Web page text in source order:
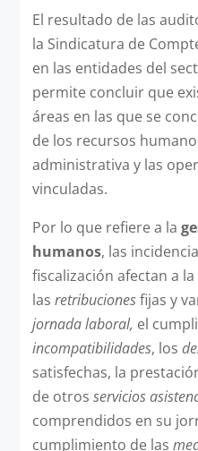
El resultado de las
la Sindicatura de
en las entidades del
permite concluir que
áreas en las que se
de los recursos
administrativa y las
vinculadas.
Por lo que refiere a la
humanos, las
fiscalización afectan a la
las retribucionesfijas y
jornada laboral, el
incompatibilidades, los
satisfechas, la
de otros servicios
comprendidos en su
cumplimiento de las